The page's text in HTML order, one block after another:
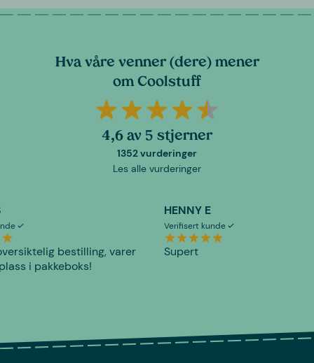
Hva våre venner (dere) mener
om Coolstuff
4,6 av 5 stjerner
1352 vurderinger
Les alle vurderinger
bestilling, varer
i pakkeboks!
HENNY E
Verifisert kunde
Supert